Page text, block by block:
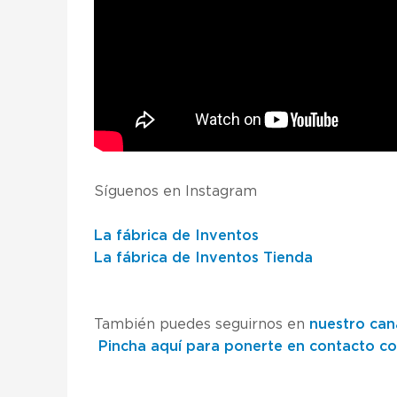
Síguenos en Instagram
La fábrica de Inventos
La fábrica de Inventos Tienda
También puedes seguirnos en nuestro
Pincha aquí para ponerte en contacto